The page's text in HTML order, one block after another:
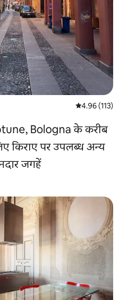
औसत रेटिंग 5 में से
4.96 (113)
Bologna के करीब
किराए पर उपलब्ध अन्य
जगहें